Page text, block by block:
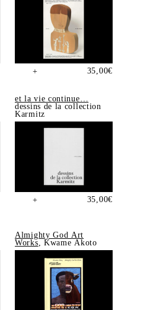
+ 35,00€
et la vie continue…
dessins de la collection
Karmitz
+ 35,00€
Almighty God Art
Works , Kwame Akoto